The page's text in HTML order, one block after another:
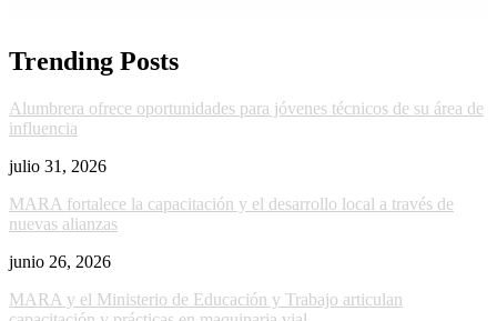
Trending Posts
Alumbrera ofrece oportunidades para jóvenes técnicos de su área de
influencia
julio 31, 2026
MARA fortalece la capacitación y el desarrollo local a través de
nuevas alianzas
junio 26, 2026
MARA y el Ministerio de Educación y Trabajo articulan